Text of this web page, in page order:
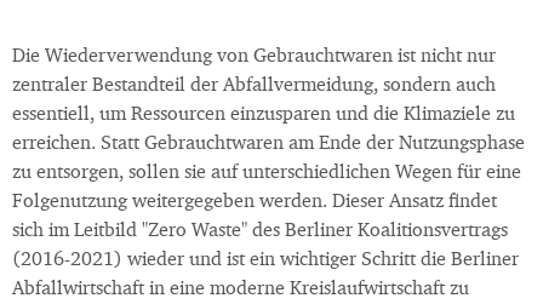
Die Wiederverwendung von Gebrauchtwaren ist nicht nur
zentraler Bestandteil der Abfallvermeidung, sondern auch
essentiell, um Ressourcen einzusparen und die Klimaziele zu
erreichen. Statt Gebrauchtwaren am Ende der Nutzungsphase
zu entsorgen, sollen sie auf unterschiedlichen Wegen für eine
Folgenutzung weitergegeben werden. Dieser Ansatz findet
sich im Leitbild "Zero Waste" des Berliner Koalitionsvertrags
(2016-2021) wieder und ist ein wichtiger Schritt die Berliner
Abfallwirtschaft in eine moderne Kreislaufwirtschaft zu